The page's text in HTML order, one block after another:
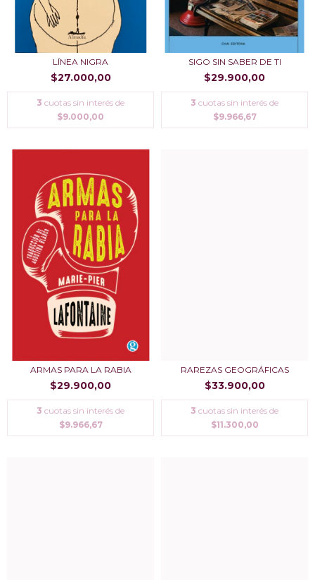
LÍ­NEA NIGRA
$27.000,00
3 cuotas sin interés de
$9.000,00
SIGO SIN SABER DE TI
$29.900,00
3 cuotas sin interés de
$9.966,67
ARMAS PARA LA RABIA
$29.900,00
3 cuotas sin interés de
$9.966,67
RAREZAS GEOGRÁFICAS
$33.900,00
3 cuotas sin interés de
$11.300,00